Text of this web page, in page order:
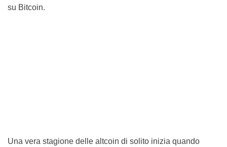
su Bitcoin.
Una vera stagione delle altcoin di solito inizia quando